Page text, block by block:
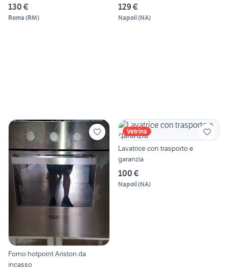
130 €
Roma (RM)
129 €
Napoli(NA)
Forno hotpoint Ariston da
incasso
Vetrina
Lavatrice con trasporto e
garanzia
100 €
Napoli(NA)